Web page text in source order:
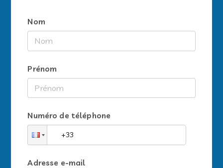
Nom
Prénom
Numéro de téléphone
Adresse e-mail